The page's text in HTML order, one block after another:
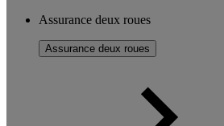
Assurance deux roues
Assurance deux roues